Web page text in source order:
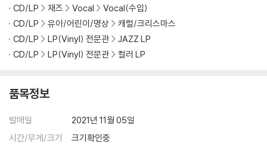
가 있으며, 이는 상품의 불량이 아닙니다. 단, 재생에 이상이 있는 경우에는
불량으로 인한 반품/교환이 가능합니다
※ 컬러 디스크
1) 컬러 디스크는 웹 이미지와 실제 색상이 차이가 날 수 있습니다.
있습니다.
3) 컬러 디스크는 제작 과정에서 다른 색상 염료가 섞여 얼룩과 번짐, 반점
CD/LP 재즈 Vocal
Vocal(수입)
CD/LP
유아/어린이/명상
캐럴/크리스마스
CD/LP
LP(Vinyl) 전문관
JAZZ LP
CD/LP
LP(Vinyl) 전문관 컬러 LP
품목정보
발매일
2021년 11월 05일
시간/무게/크기
크기확인중